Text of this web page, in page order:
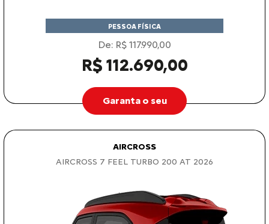
PESSOA FÍSICA
De: R$ 117.990,00
R$ 112.690,00
Garanta o seu
AIRCROSS
AIRCROSS 7 FEEL TURBO 200 AT 2026